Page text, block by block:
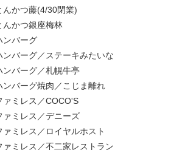
んかつ藤(4/30閉業)
んかつ銀座梅林
ンバーグ
ンバーグ／ステーキみたいな
ンバーグ／札幌牛亭
ンバーグ焼肉／こじま離れ
ァミレス／COCO'S
ァミレス／デニーズ
ァミレス／ロイヤルホスト
ァミレス／不二家レストラン